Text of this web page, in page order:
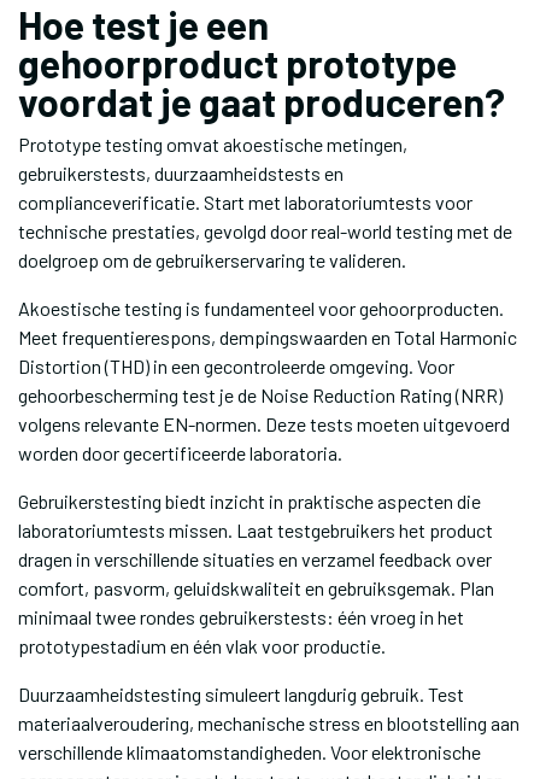
Hoe test je een
gehoorproduct prototype
voordat je gaat produceren?
Prototype testing omvat akoestische metingen,
gebruikerstests, duurzaamheidstests en
complianceverificatie. Start met laboratoriumtests voor
technische prestaties, gevolgd door real-world testing met de
doelgroep om de gebruikerservaring te valideren.
Akoestische testing is fundamenteel voor gehoorproducten.
Meet frequentierespons, dempingswaarden en Total Harmonic
Distortion (THD) in een gecontroleerde omgeving. Voor
gehoorbescherming test je de Noise Reduction Rating (NRR)
volgens relevante EN-normen. Deze tests moeten uitgevoerd
worden door gecertificeerde laboratoria.
Gebruikerstesting biedt inzicht in praktische aspecten die
laboratoriumtests missen. Laat testgebruikers het product
dragen in verschillende situaties en verzamel feedback over
comfort, pasvorm, geluidskwaliteit en gebruiksgemak. Plan
minimaal twee rondes gebruikerstests: één vroeg in het
prototypestadium en één vlak voor productie.
Duurzaamheidstesting simuleert langdurig gebruik. Test
materiaalveroudering, mechanische stress en blootstelling aan
verschillende klimaatomstandigheden. Voor elektronische